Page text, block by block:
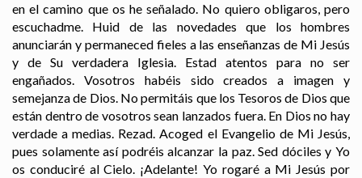
en el camino que os he señalado. No quiero obligaros, pero
escuchadme. Huid de las novedades que los hombres
anunciarán y permaneced fieles a las enseñanzas de Mi Jesús
y de Su verdadera Iglesia. Estad atentos para no ser
engañados. Vosotros habéis sido creados a imagen y
semejanza de Dios. No permitáis que los Tesoros de Dios que
están dentro de vosotros sean lanzados fuera. En Dios no hay
verdade a medias. Rezad. Acoged el Evangelio de Mi Jesús,
pues solamente así podréis alcanzar la paz. Sed dóciles y Yo
os conduciré al Cielo. ¡Adelante! Yo rogaré a Mi Jesús por